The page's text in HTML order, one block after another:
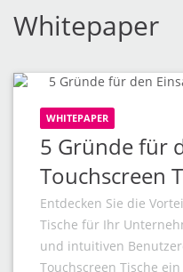
Whitepaper
WHITEPAPER
5 Gründe für
Touchscreen
Entdecken Sie die
Tische für Ihr
und intuitiven
Touchscreen Tische